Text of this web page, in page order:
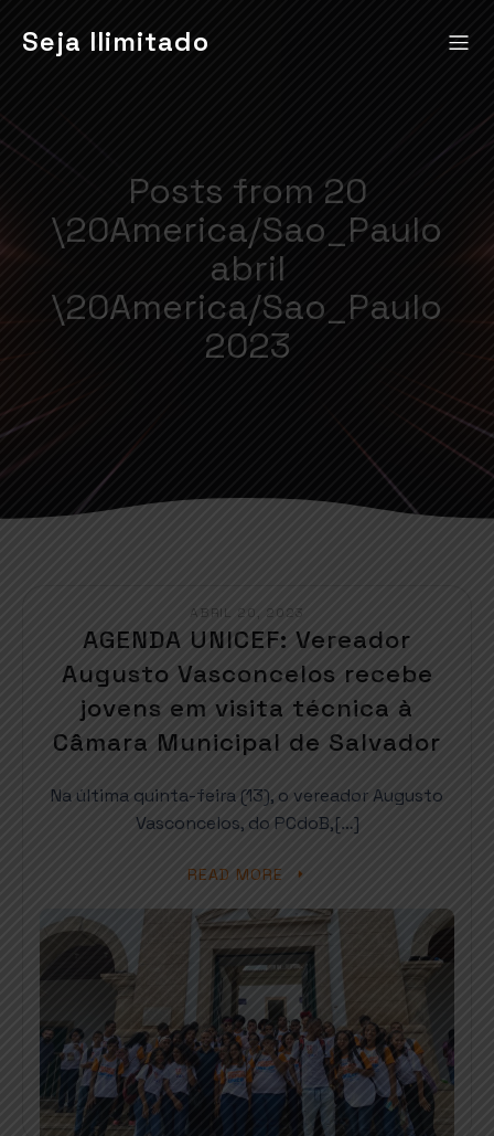
Seja Ilimitado
Posts from 20
\20America/Sao_Paulo
abril
\20America/Sao_Paulo
2023
ABRIL 20, 2023
AGENDA UNICEF: Vereador
Augusto Vasconcelos recebe
jovens em visita técnica à
Câmara Municipal de Salvador
Na última quinta-feira (13), o vereador Augusto
Vasconcelos, do PCdoB,[…]
READ MORE